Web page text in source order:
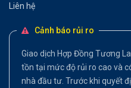
Liên hệ
Cảnh báo rủi ro
Giao dịch Hợp Đồng Tương
tồn tại mức độ rủi ro cao và
nhà đầu tư. Trước khi quyết